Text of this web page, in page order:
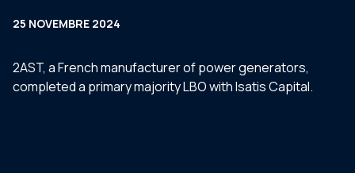
25 NOVEMBRE 2024
2AST, a French manufacturer of power generators,
completed a primary majority LBO with Isatis Capital.